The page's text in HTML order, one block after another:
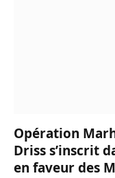
Opération
Driss s’inscrit
en faveur des